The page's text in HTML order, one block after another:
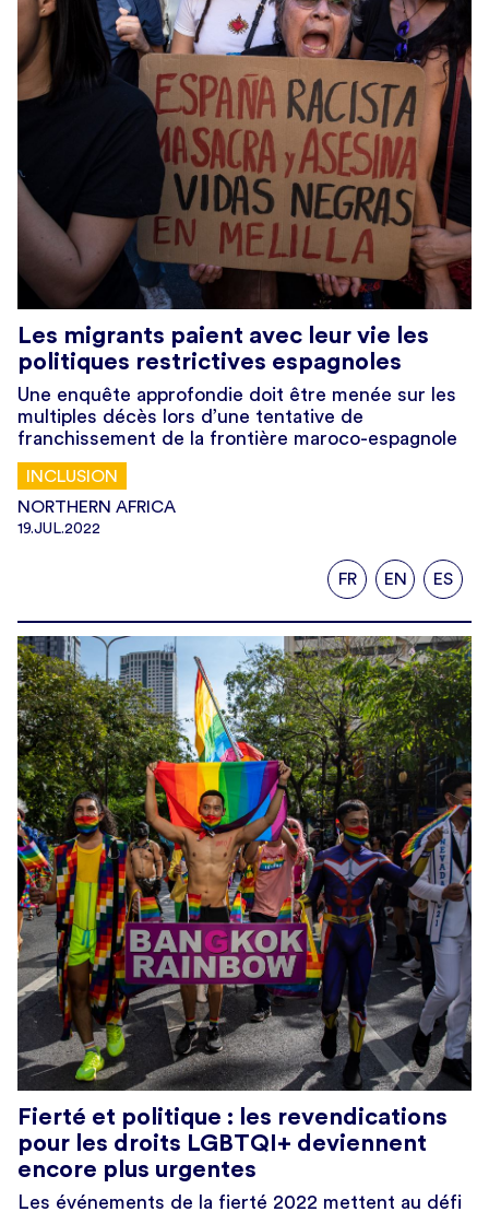
Les migrants paient avec leur vie les
politiques restrictives espagnoles
Une enquête approfondie doit être menée sur les
multiples décès lors d’une tentative de
franchissement de la frontière maroco-espagnole
INCLUSION
NORTHERN AFRICA
19.JUL.2022
FR EN ES
Fierté et politique : les revendications
pour les droits LGBTQI+ deviennent
encore plus urgentes
Les événements de la fierté 2022 mettent au défi